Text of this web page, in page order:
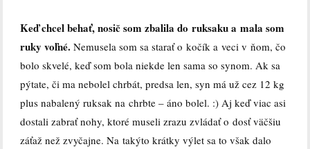
Keď chcel behať, nosič som zbalila do ruksaku a mala som
ruky voľné. Nemusela som sa starať o kočík a veci v ňom, čo
bolo skvelé, keď som bola niekde len sama so synom. Ak sa
pýtate, či ma nebolel chrbát, predsa len, syn má už cez 12 kg
plus nabalený ruksak na chrbte – áno bolel. :) Aj keď viac asi
dostali zabrať nohy, ktoré museli zrazu zvládať o dosť väčšiu
záťaž než zvyčajne. Na takýto krátky výlet sa to však dalo